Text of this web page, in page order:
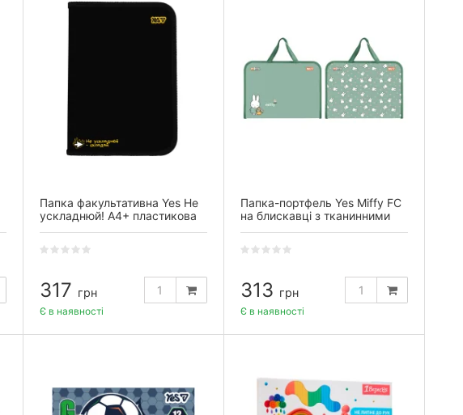
Папка факультативна Yes Не
ускладнюй! А4+ пластикова
317 грн
Є в наявності
Папка-портфель Yes Miffy FC
на блискавці з тканинними
313 грн
Є в наявності